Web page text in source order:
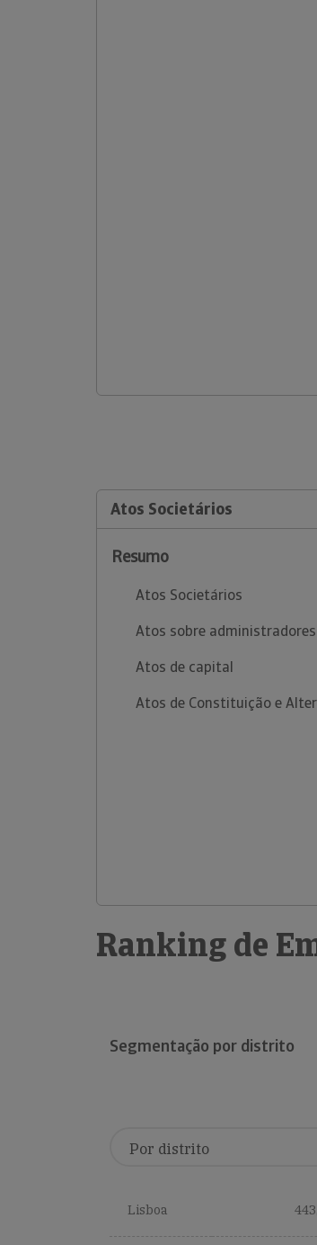
Atos Societários
Resumo
Atos Societários
Atos sobre administradores
Atos de capital
Atos de Constituição e
Ranking de
Segmentação por distrito
Lisboa